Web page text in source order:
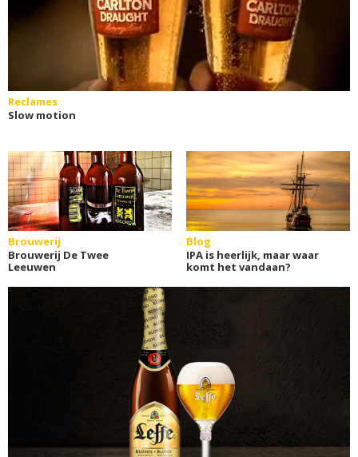
Reclames
Slow motion
Brouwerij
Brouwerij De Twee
Leeuwen
Blog
IPA is heerlijk, maar waar
komt het vandaan?